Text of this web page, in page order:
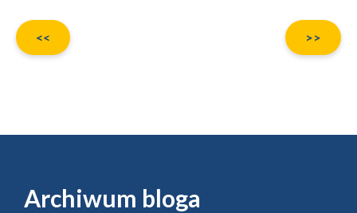
Archiwum bloga
<< Starsze Nowsze
>>